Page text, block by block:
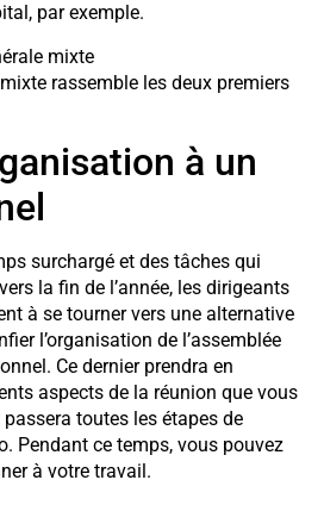
par exemple.
mixte
rassemble les deux premiers
à un
surchargé et des tâches qui
la fin de l’année, les dirigeants
à se tourner vers une alternative
l’organisation de l’assemblée
Ce dernier prendra en
aspects de la réunion que vous
toutes les étapes de
Pendant ce temps, vous pouvez
à votre travail.